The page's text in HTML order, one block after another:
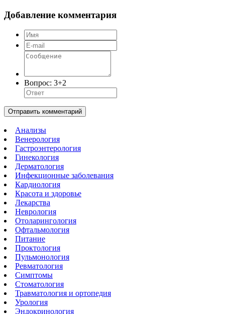
Добавление комментария
Вопрос: 3+2
Отправить комментарий
Анализы
Венерология
Гастроэнтерология
Гинекология
Дерматология
Инфекционные заболевания
Кардиология
Красота и здоровье
Лекарства
Неврология
Отоларингология
Офтальмология
Питание
Проктология
Пульмонология
Ревматология
Симптомы
Стоматология
Травматология и ортопедия
Урология
Эндокринология